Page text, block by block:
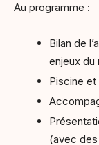
Au programme :
Bilan de
enjeux du
Piscine
(avec